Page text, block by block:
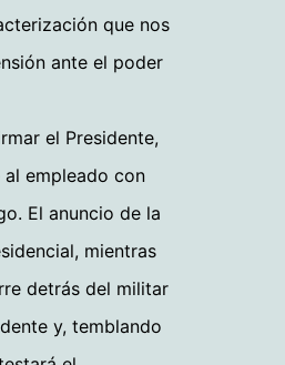
que nos
ante el poder
el Presidente,
empleado con
El anuncio de la
mientras
detrás del militar
y, temblando